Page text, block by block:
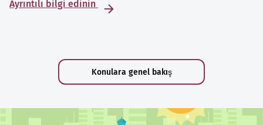
Ayrıntılı bilgi edinin
Konulara genel bakış